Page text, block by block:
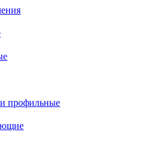
профильные